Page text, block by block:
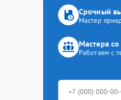
Срочный
Мастер
Мастера
Работаем с